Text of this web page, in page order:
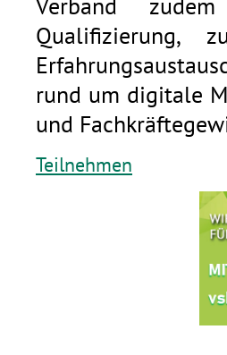
Verband
Qualifizierung,
rund um digitale
und
Teilnehmen